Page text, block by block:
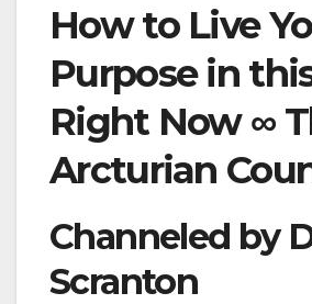
How to Live
Purpose in
Right Now ∞
Arcturian
Channeled by
Scranton